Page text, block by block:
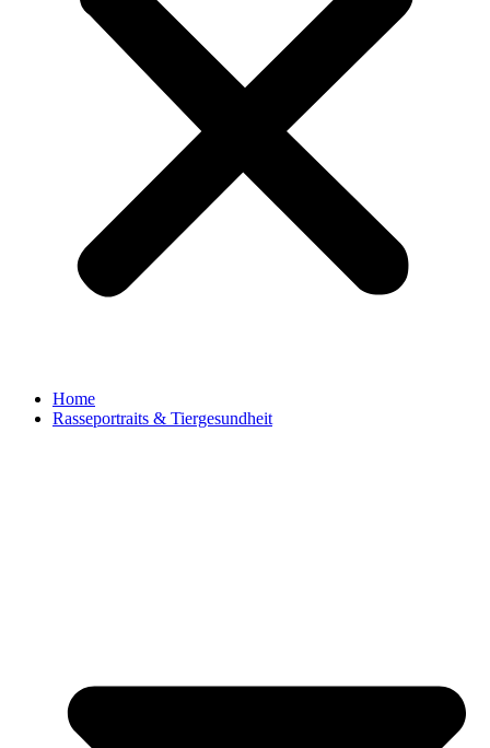
Home
Rasseportraits & Tiergesundheit